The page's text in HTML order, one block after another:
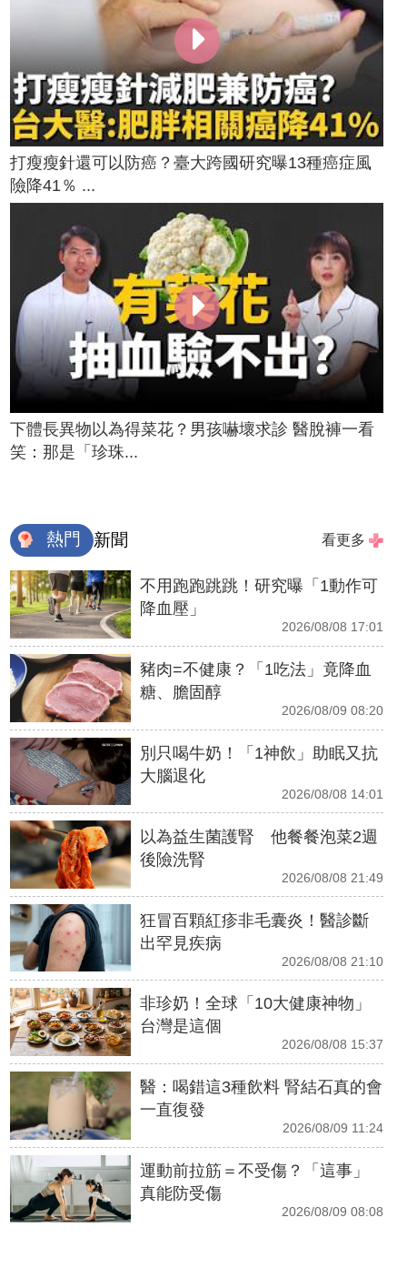
打瘦瘦針還可以防癌？臺大跨國研究曝13種癌症風
險降41％ ...
下體長異物以為得菜花？男孩嚇壞求診 醫脫褲一看
笑：那是「珍珠...
熱門 新聞 看更多
不用跑跑跳跳！研究曝「1動作可
降血壓」
2026/08/08 17:01
豬肉=不健康？「1吃法」竟降血
糖、膽固醇
2026/08/09 08:20
別只喝牛奶！「1神飲」助眠又抗
大腦退化
2026/08/08 14:01
以為益生菌護腎 他餐餐泡菜2週
後險洗腎
2026/08/08 21:49
狂冒百顆紅疹非毛囊炎！醫診斷
出罕見疾病
2026/08/08 21:10
非珍奶！全球「10大健康神物」
台灣是這個
2026/08/08 15:37
醫：喝錯這3種飲料 腎結石真的會
一直復發
2026/08/09 11:24
運動前拉筋＝不受傷？「這事」
真能防受傷
2026/08/09 08:08